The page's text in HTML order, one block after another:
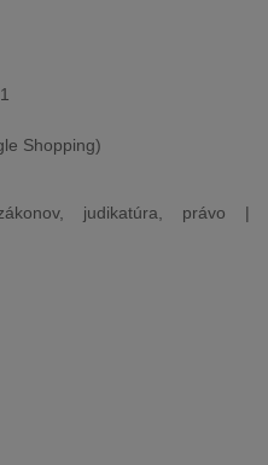
Shopping)
judikatúra, právo |